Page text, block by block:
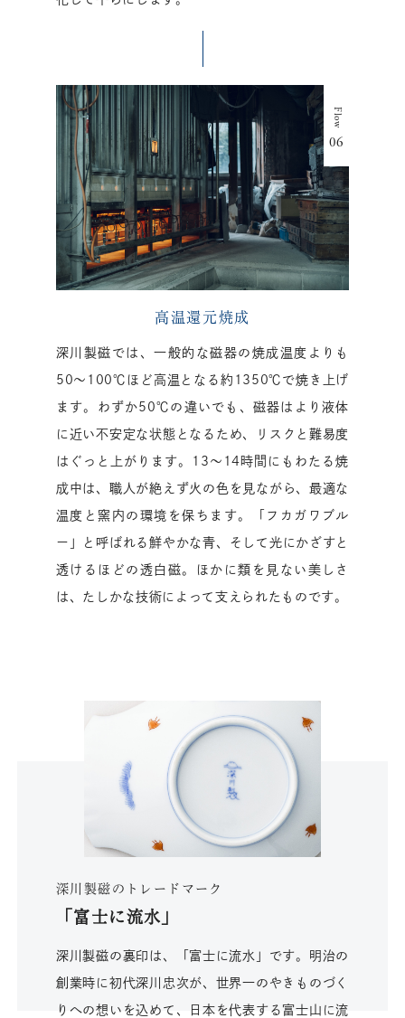
高温還元焼成
深川製磁では、一般的な磁器の焼成温度よりも
50〜100℃ほど高温となる約1350℃で焼き上げ
ます。わずか50℃の違いでも、磁器はより液体
に近い不安定な状態となるため、リスクと難易度
はぐっと上がります。13〜14時間にもわたる焼
成中は、職人が絶えず火の色を見ながら、最適な
温度と窯内の環境を保ちます。「フカガワブル
ー」と呼ばれる鮮やかな青、そして光にかざすと
透けるほどの透白磁。ほかに類を見ない美しさ
は、たしかな技術によって支えられたものです。
深川製磁のトレードマーク
「富士に流水」
深川製磁の裏印は、「富士に流水」です。明治の
創業時に初代深川忠次が、世界一のやきものづく
りへの想いを込めて、日本を代表する富士山に流